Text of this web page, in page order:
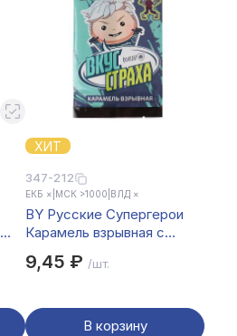
ХИТ
347-212
ЕКБ × МСК >1000 ВЛД ×
BY Русские Супергерои
Карамель взрывная с
9,45 ₽ /шт.
В корзину